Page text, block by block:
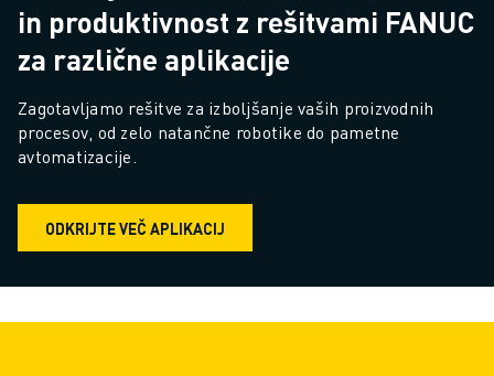
in produktivnost z rešitvami FANUC
za različne aplikacije
Zagotavljamo rešitve za izboljšanje vaših proizvodnih
procesov, od zelo natančne robotike do pametne
avtomatizacije.
ODKRIJTE VEČ APLIKACIJ